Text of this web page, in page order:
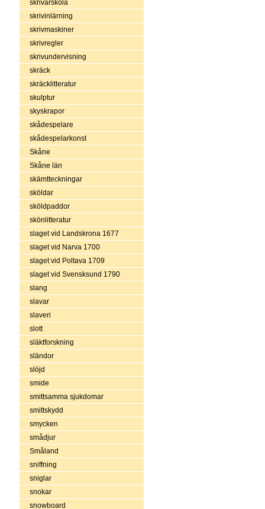
skrivarskola
skrivinlärning
skrivmaskiner
skrivregler
skrivundervisning
skräck
skräcklitteratur
skulptur
skyskrapor
skådespelare
skådespelarkonst
Skåne
Skåne län
skämtteckningar
sköldar
sköldpaddor
skönlitteratur
slaget vid Landskrona 1677
slaget vid Narva 1700
slaget vid Poltava 1709
slaget vid Svensksund 1790
slang
slavar
slaveri
slott
släktforskning
sländor
slöjd
smide
smittsamma sjukdomar
smittskydd
smycken
smådjur
Småland
sniffning
sniglar
snokar
snowboard